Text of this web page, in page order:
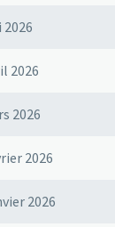
2026
2026
2026
2026
2026